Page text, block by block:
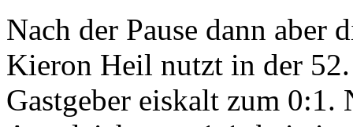
Nach der Pause dann aber
Kieron Heil nutzt in der
Gastgeber eiskalt zum